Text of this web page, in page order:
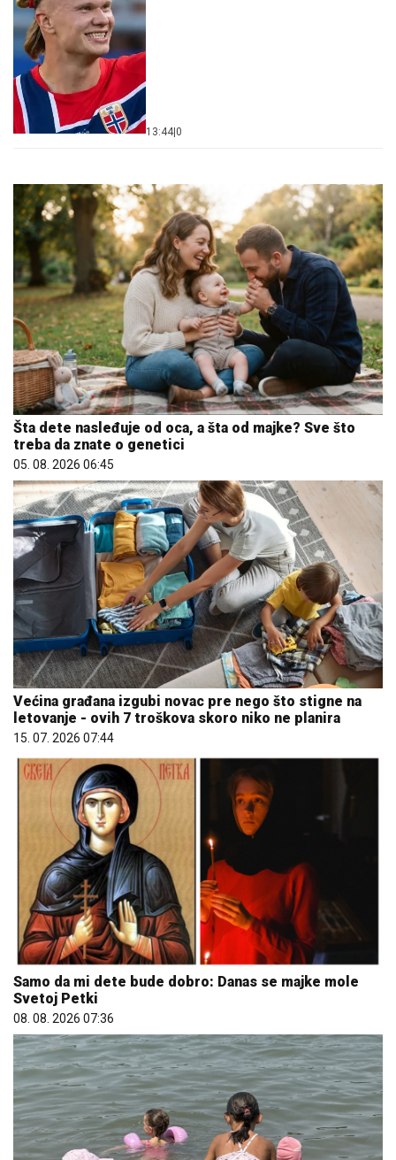
13:44 0
Šta dete nasleđuje od oca, a šta od majke? Sve što
treba da znate o genetici
05. 08. 2026 06:45
Većina građana izgubi novac pre nego što stigne na
letovanje - ovih 7 troškova skoro niko ne planira
15. 07. 2026 07:44
Samo da mi dete bude dobro: Danas se majke mole
Svetoj Petki
08. 08. 2026 07:36